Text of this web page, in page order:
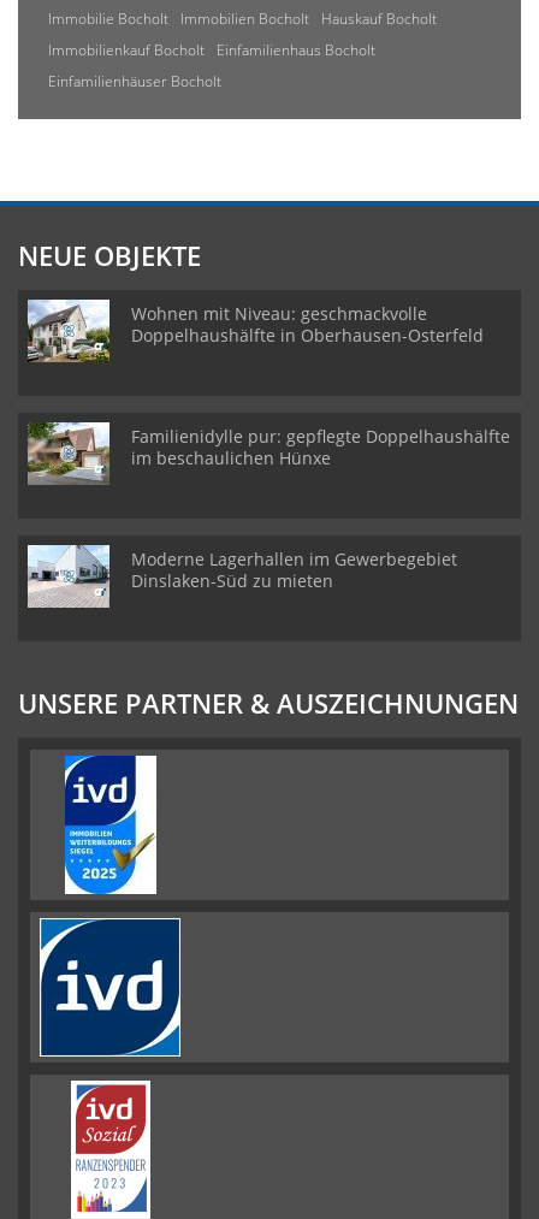
Immobilie Bocholt Immobilien Bocholt
Hauskauf Bocholt
Immobilienkauf Bocholt
Einfamilienhaus Bocholt
Einfamilienhäuser Bocholt
NEUE OBJEKTE
Wohnen mit Niveau: geschmackvolle
Doppelhaushälfte in Oberhausen-Osterfeld
Familienidylle pur: gepflegte Doppelhaushälfte
im beschaulichen Hünxe
Moderne Lagerhallen im Gewerbegebiet
Dinslaken-Süd zu mieten
UNSERE PARTNER & AUSZEICHNUNGEN